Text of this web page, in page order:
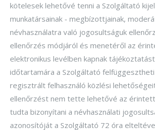
kötelesek lehetővé tenni a Szolgáltató
munkatársainak - megbízottjainak,
névhasználatra való jogosultságuk
ellenőrzés módjáról és menetéről az
elektronikus levélben kapnak
időtartamára a Szolgáltató
regisztrált felhasználó közlési
ellenőrzést nem tette lehetővé az
tudta bizonyítani a névhasználati
azonosítóját a Szolgáltató 72 óra